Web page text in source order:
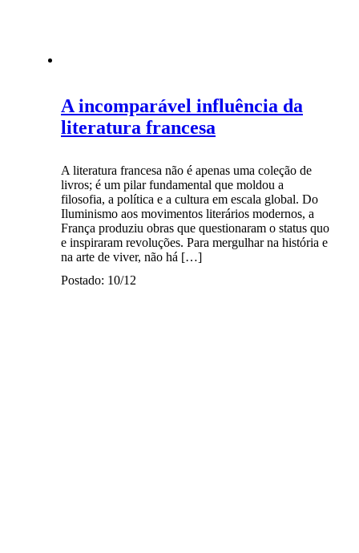
A incomparável influência da
literatura francesa
A literatura francesa não é apenas uma coleção de
livros; é um pilar fundamental que moldou a
filosofia, a política e a cultura em escala global. Do
Iluminismo aos movimentos literários modernos, a
França produziu obras que questionaram o status quo
e inspiraram revoluções. Para mergulhar na história e
na arte de viver, não há […]
Postado: 10/12